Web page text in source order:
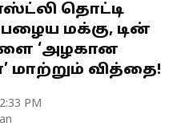
தொட்டி
மக்கு, டின்
‘அழகான
மாற்றும் வித்தை!
PM